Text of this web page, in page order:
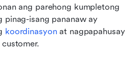
ang parehong kumpletong
pinag-isang pananaw ay
koordinasyon at nagpapahusay